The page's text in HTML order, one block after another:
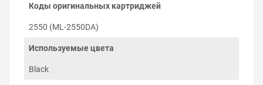
Как печатать экономно
Новый картридж Samsung ML-2550 уже заправлен
Коды оригинальных картриджей
2550 (ML-2550DA)
Используемые цвета
Black